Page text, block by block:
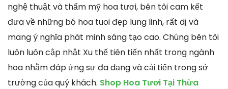
nghệ thuật và thẩm mỹ hoa tươi, bên tôi cam kết
đưa về những bó hoa tuoi đẹp lung linh, rất dị và
mang ý nghĩa phát minh sáng tạo cao. Chúng bên tôi
luôn luôn cập nhật Xu thế tiên tiến nhất trong ngành
hoa nhằm đáp ứng sự đa dạng và cải tiến trong sở
trường của quý khách. Shop Hoa Tươi Tại Thừa